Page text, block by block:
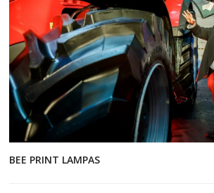
BEE PRINT LAMPAS